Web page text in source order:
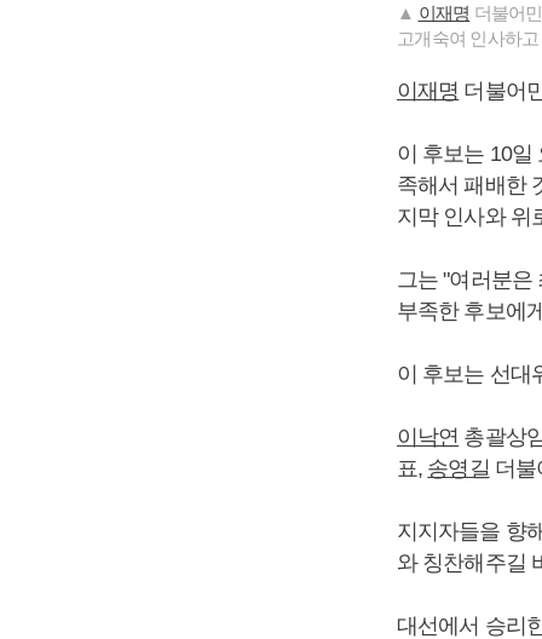
▲ 이재명 더불어
고개숙여 인사하
이재명 더불어
이 후보는 10일
족해서 패배한
지막 인사와 위
그는 "여러분
부족한 후보에
이 후보는 선대
이낙연 총괄상
표, 송영길 더
지지자들을 향
와 칭찬해주길
대선에서 승리